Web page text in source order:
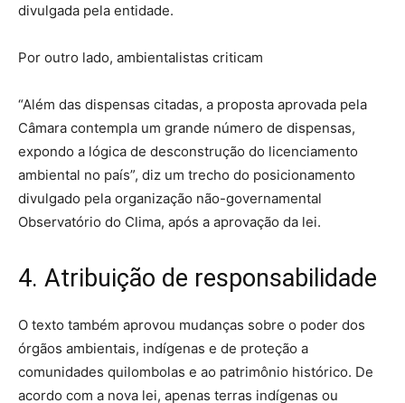
divulgada pela entidade.
Por outro lado, ambientalistas criticam
“Além das dispensas citadas, a proposta aprovada pela
Câmara contempla um grande número de dispensas,
expondo a lógica de desconstrução do licenciamento
ambiental no país”, diz um trecho do posicionamento
divulgado pela organização não-governamental
Observatório do Clima, após a aprovação da lei.
4. Atribuição de responsabilidade
O texto também aprovou mudanças sobre o poder dos
órgãos ambientais, indígenas e de proteção a
comunidades quilombolas e ao patrimônio histórico. De
acordo com a nova lei, apenas terras indígenas ou